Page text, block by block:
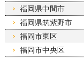
福岡県中間市
福岡県筑紫野市
福岡市東区
福岡市中央区